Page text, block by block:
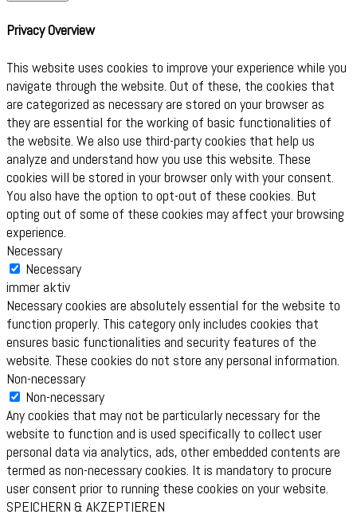
Privacy Overview
This website uses cookies to improve your experience while you
navigate through the website. Out of these, the cookies that
are categorized as necessary are stored on your browser as
they are essential for the working of basic functionalities of
the website. We also use third-party cookies that help us
analyze and understand how you use this website. These
cookies will be stored in your browser only with your consent.
You also have the option to opt-out of these cookies. But
opting out of some of these cookies may affect your browsing
experience.
Necessary
Necessary
immer aktiv
Necessary cookies are absolutely essential for the website to
function properly. This category only includes cookies that
ensures basic functionalities and security features of the
website. These cookies do not store any personal information.
Non-necessary
Non-necessary
Any cookies that may not be particularly necessary for the
website to function and is used specifically to collect user
personal data via analytics, ads, other embedded contents are
termed as non-necessary cookies. It is mandatory to procure
user consent prior to running these cookies on your website.
SPEICHERN & AKZEPTIEREN